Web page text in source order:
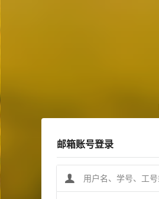
邮箱账号登录